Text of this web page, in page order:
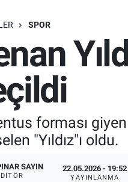
SPOR
forması
"Yıldız"ı oldu.
SAYIN 22.05.2026 - 19:52
YAYINLANMA